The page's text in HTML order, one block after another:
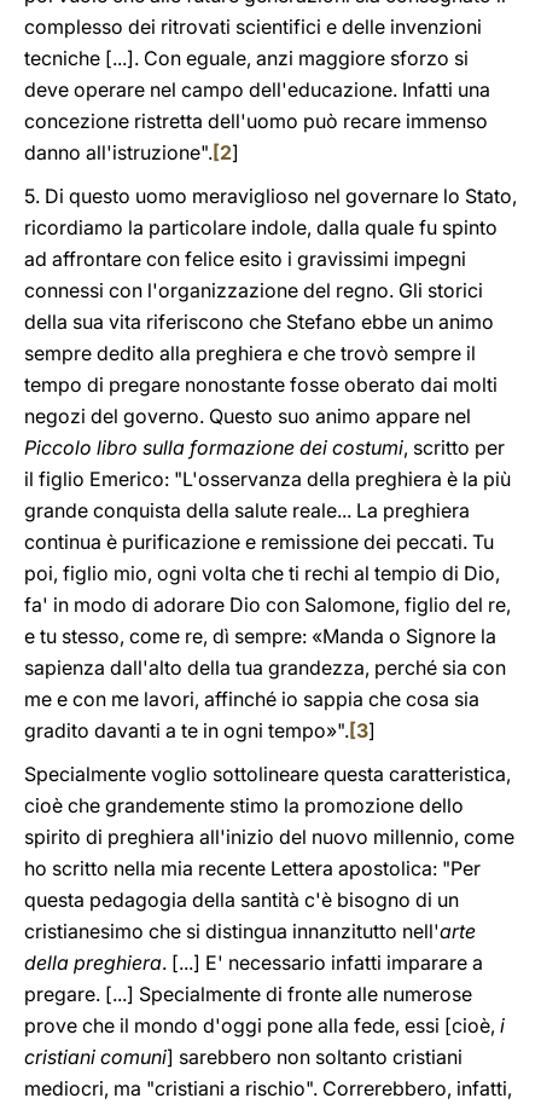
complesso dei ritrovati scientifici e delle invenzioni
tecniche [...]. Con eguale, anzi maggiore sforzo si
deve operare nel campo dell'educazione. Infatti una
concezione ristretta dell'uomo può recare immenso
danno all'istruzione".[2]
5. Di questo uomo meraviglioso nel governare lo Stato,
ricordiamo la particolare indole, dalla quale fu spinto
ad affrontare con felice esito i gravissimi impegni
connessi con l'organizzazione del regno. Gli storici
della sua vita riferiscono che Stefano ebbe un animo
sempre dedito alla preghiera e che trovò sempre il
tempo di pregare nonostante fosse oberato dai molti
negozi del governo. Questo suo animo appare nel
Piccolo libro sulla formazione dei costumi, scritto per
il figlio Emerico: "L'osservanza della preghiera è la più
grande conquista della salute reale... La preghiera
continua è purificazione e remissione dei peccati. Tu
poi, figlio mio, ogni volta che ti rechi al tempio di Dio,
fa' in modo di adorare Dio con Salomone, figlio del re,
e tu stesso, come re, dì sempre: «Manda o Signore la
sapienza dall'alto della tua grandezza, perché sia con
me e con me lavori, affinché io sappia che cosa sia
gradito davanti a te in ogni tempo»".[3]
Specialmente voglio sottolineare questa caratteristica,
cioè che grandemente stimo la promozione dello
spirito di preghiera all'inizio del nuovo millennio, come
ho scritto nella mia recente Lettera apostolica: "Per
questa pedagogia della santità c'è bisogno di un
cristianesimo che si distingua innanzitutto nell'arte
della preghiera. [...] E' necessario infatti imparare a
pregare. [...] Specialmente di fronte alle numerose
prove che il mondo d'oggi pone alla fede, essi [cioè, i
cristiani comuni] sarebbero non soltanto cristiani
mediocri, ma "cristiani a rischio". Correrebbero, infatti,